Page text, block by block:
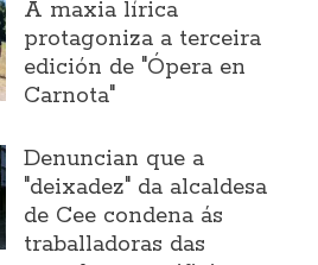
A maxia lírica
protagoniza a terceira
edición de "Ópera en
Carnota"
Denuncian que a
"deixadez" da alcaldesa
de Cee condena ás
traballadoras das